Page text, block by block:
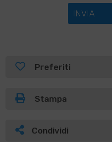
INVIA
Preferiti
Stampa
Condividi